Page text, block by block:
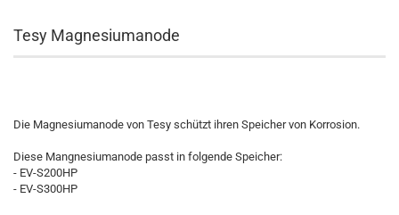
Tesy Magnesiumanode
Die Magnesiumanode von Tesy schützt ihren Speicher von Korrosion.
Diese Mangnesiumanode passt in folgende Speicher:
- EV-S200HP
- EV-S300HP